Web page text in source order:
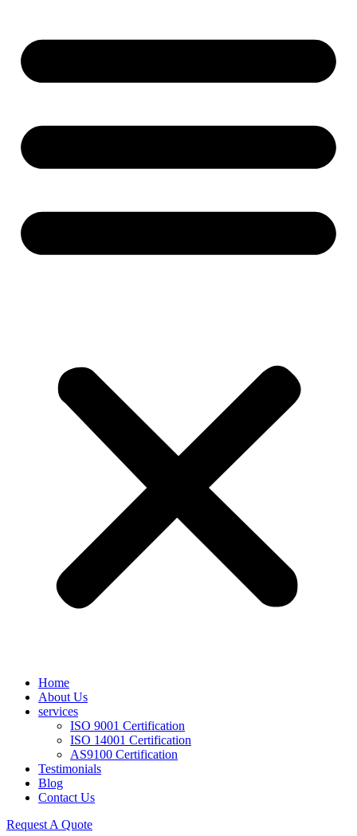
Home
About Us
services
ISO 9001 Certification
ISO 14001 Certification
AS9100 Certification
Testimonials
Blog
Contact Us
Request A Quote